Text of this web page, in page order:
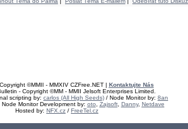
©MMII - MMXIV CZFree.NET | Kontaktujte Nás
- Copyright ©MM - MMII Jelsoft Enterprises Limited.
scripting by: carlos (All High Seeds) / Node Monitor by: 8an
Monitor Development by: oto Zajsoft, Danny, Netdave
Hosted by: NFX.cz / FreeTel.cz